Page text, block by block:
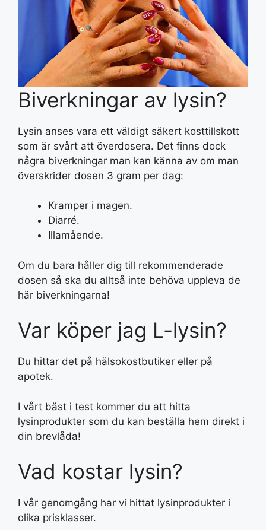
Biverkningar av lysin?
Lysin anses vara ett väldigt säkert kosttillskott
som är svårt att överdosera. Det finns dock
några biverkningar man kan känna av om man
överskrider dosen 3 gram per dag:
Kramper i magen.
Diarré.
Illamående.
Om du bara håller dig till rekommenderade
dosen så ska du alltså inte behöva uppleva de
här biverkningarna!
Var köper jag L-lysin?
Du hittar det på hälsokostbutiker eller på
apotek.
I vårt bäst i test kommer du att hitta
lysinprodukter som du kan beställa hem direkt i
din brevlåda!
Vad kostar lysin?
I vår genomgång har vi hittat lysinprodukter i
olika prisklasser.